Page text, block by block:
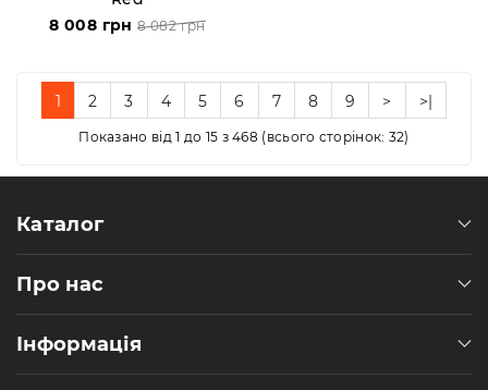
8 008 грн 8 082 грн
1 2 3 4 5 6 7 8 9 > >|
Показано від 1 до 15 з 468 (всього сторінок: 32)
Каталог
Про нас
Інформація